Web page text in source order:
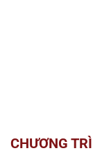
CHƯƠNG